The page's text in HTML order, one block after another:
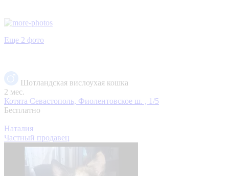
Еще 2 фото
Шотландская вислоухая кошка
2 мес.
Котята Севастополь, Фиолентовское ш. , 1/5
Бесплатно
Наталия
Частный продавец